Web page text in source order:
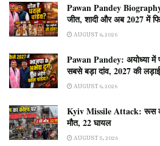
Pawan Pandey
जीत, शादी और अब 2027 में
AUGUST 6, 2026
Pawan Pandey: अयोध्या
सबसे बड़ा दांव, 2027 की
AUGUST 6, 2026
Kyiv Missile Attack: रूस
मौत, 22 घायल
AUGUST 5, 2026